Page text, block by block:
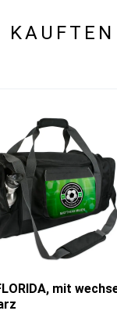
mit